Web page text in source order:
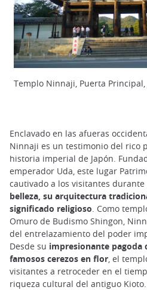
Templo Ninnaji, Puerta Principal,
Enclavado en las afueras
Ninnaji es un testimonio del rico
historia imperial de Japón.
emperador Uda, este lugar
cautivado a los visitantes durante
belleza, su arquitectura
significado religioso . Como
Omuro de Budismo Shingon,
del entrelazamiento del poder
Desde su impresionante pagoda
famosos cerezos en flor , el
visitantes a retroceder en el
riqueza cultural del antiguo Kioto.